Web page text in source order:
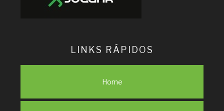
LINKS RÁPIDOS
Home